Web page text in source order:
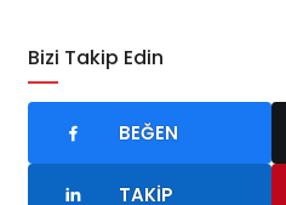
Bizi Takip Edin
BEĞEN
TAKIP